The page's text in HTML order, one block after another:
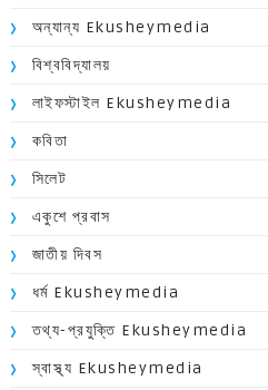
অন্যান্য Ekusheymedia
বিশ্ববিদ্যালয়
লাইফস্টাইল Ekusheymedia
কবিতা
সিলেট
একুশে প্রবাস
জাতীয় দিবস
ধর্ম Ekusheymedia
তথ্য-প্রযুক্তি Ekusheymedia
স্বাস্থ্য Ekusheymedia